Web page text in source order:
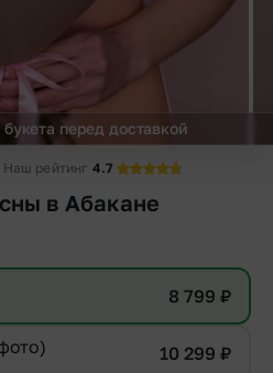
перед доставкой
Наш рейтинг 4.7
в Абакане
8 799 ₽
10 299 ₽